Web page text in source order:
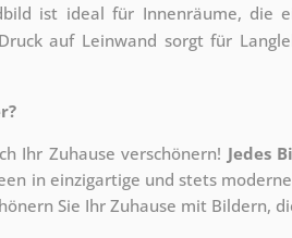
ist ideal für Innenräume, die
auf Leinwand sorgt für
Ihr Zuhause verschönern! Jedes
in einzigartige und stets
Sie Ihr Zuhause mit Bildern,